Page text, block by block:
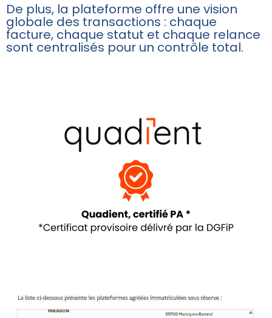
De plus, la plateforme offre une vision
globale des transactions : chaque
facture, chaque statut et chaque relance
sont centralisés pour un contrôle total.